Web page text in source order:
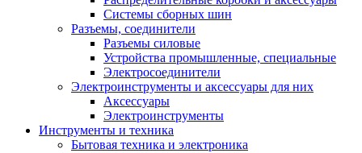
Системы сборных шин
Разъемы, соединители
Разъемы силовые
Устройства промышленные, специальные
Электросоединители
Электроинструменты и аксессуары для них
Аксессуары
Электроинструменты
Инструменты и техника
Бытовая техника и электроника